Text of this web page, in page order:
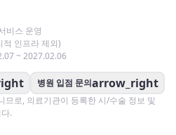
비스 운영
인프라 제외)
~ 2027.02.06
병원 입점 문의arrow_right
므로, 의료기관이 등록한 시/수술 정보 및
.